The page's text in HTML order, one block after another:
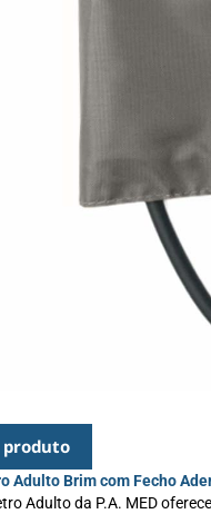
produto
Adulto Brim com Fecho
Adulto da P.A. MED